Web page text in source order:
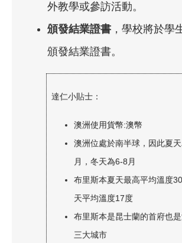
外教學或參訪活動。
頒發結業證書 ，學校將於學
頒發結業證書。
達仁小貼士：
澳洲使用貨幣:澳幣
澳洲位處於南半球，因此夏
月，冬天為6-8月
布里斯本夏天最高平均溫度
天平均溫度17度
布里斯本是昆士蘭的首府也
三大城市